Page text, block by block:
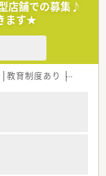
リストを目指すこ
スタッフなど活動領
療へもしっかりと関
店舗での募集♪
ます★
教育制度あり シフト制